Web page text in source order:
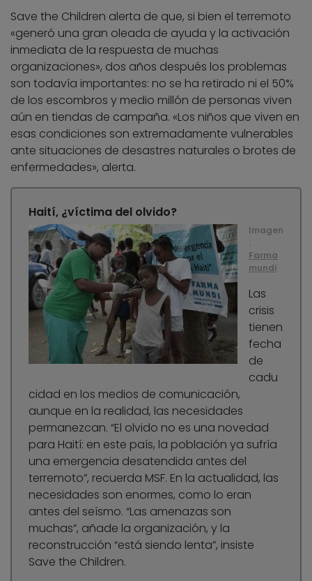
Save the Children alerta de que, si bien el terremoto
«generó una gran oleada de ayuda y la activación
inmediata de la respuesta de muchas
organizaciones», dos años después los problemas
son todavía importantes: no se ha retirado ni el 50%
de los escombros y medio millón de personas viven
aún en tiendas de campaña. «Los niños que viven en
esas condiciones son extremadamente vulnerables
ante situaciones de desastres naturales o brotes de
enfermedades», alerta.
Haití, ¿víctima del olvido?
Imagen
:
Farma
mundi
Las
crisis
tienen
fecha
de
cadu
cidad en los medios de comunicación,
aunque en la realidad, las necesidades
permanezcan. “El olvido no es una novedad
para Haití: en este país, la población ya sufría
una emergencia desatendida antes del
terremoto”, recuerda MSF. En la actualidad, las
necesidades son enormes, como lo eran
antes del seísmo. “Las amenazas son
muchas”, añade la organización, y la
reconstrucción “está siendo lenta”, insiste
Save the Children.